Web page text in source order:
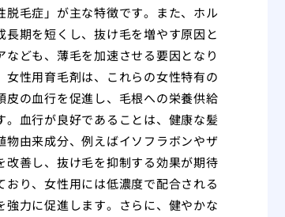
毛症」が主な特徴です。また、ホル
期を短くし、抜け毛を増やす原因と
ども、薄毛を加速させる要因となり
性用育毛剤は、これらの女性特有の
の血行を促進し、毛根への栄養供給
血行が良好であることは、健康な髪
由来成分、例えばイソフラボンやザ
善し、抜け毛を抑制する効果が期待
り、女性用には低濃度で配合される
力に促進します。さらに、健やかな